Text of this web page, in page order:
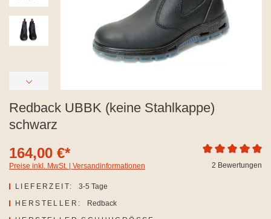
Redback UBBK (keine Stahlkappe)
schwarz
164,00 €*
Preise inkl. MwSt. | Versandinformationen 2 Bewertungen
LIEFERZEIT:
3-5 Tage
HERSTELLER:
Redback